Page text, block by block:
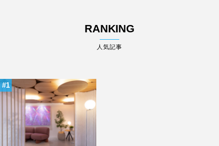
RANKING
人気記事
1